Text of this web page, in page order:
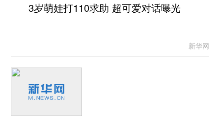
3岁萌娃打110求助 超可爱对话曝光
新华网